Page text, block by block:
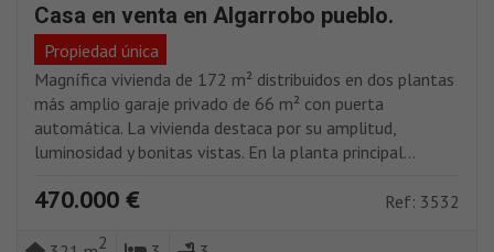
Casa en venta en Algarrobo pueblo.
Propiedad única
Magnífica vivienda de 172 m² distribuidos en dos plantas
más amplio garaje privado de 66 m² con puerta
automática. La vivienda destaca por su amplitud,
luminosidad y bonitas vistas. En la planta principal...
470.000 € Ref: 3532
2